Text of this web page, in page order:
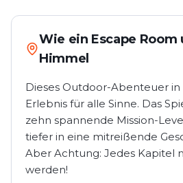
Wie ein Escape
Himmel
Dieses Outdoor-Abenteuer in
Erlebnis für alle Sinne. Das
zehn spannende Mission-
tiefer in eine mitreißende
Aber Achtung: Jedes Kapitel
werden!